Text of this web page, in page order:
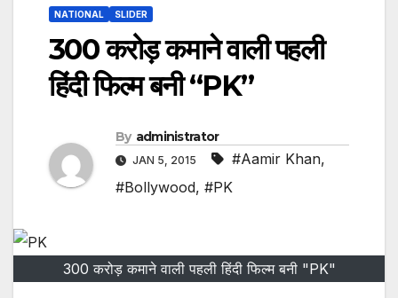
NATIONAL SLIDER
300 करोड़ कमाने वाली पहली
हिंदी फिल्म बनी “PK”
By administrator
JAN 5, 2015 #Aamir Khan,
#Bollywood, #PK
300 करोड़ कमाने वाली पहली हिंदी फिल्म बनी "PK"